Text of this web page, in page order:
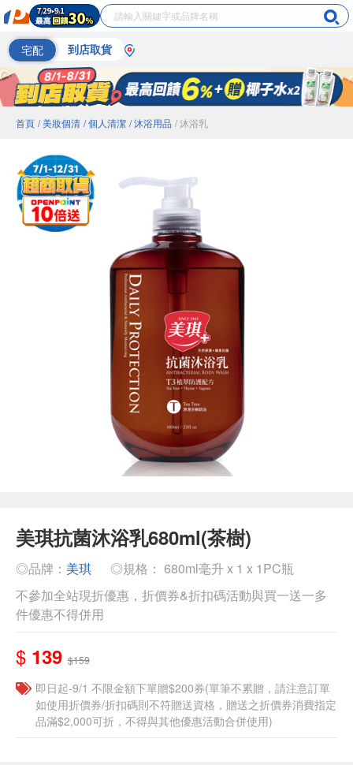
宅配 到店取貨
首頁 / 美妝個清 / 個人清潔 / 沐浴用品 / 沐浴乳
美琪抗菌沐浴乳680ml(茶樹)
◎品牌： 美琪
◎規格： 680ml毫升 x 1 x 1PC瓶
不參加全站現折優惠，折價券&折扣碼活動與買一送一多
件優惠不得併用
$ 139 $159
即日起-9/1 不限金額下單贈$200券(單筆不累贈，請注意訂單
如使用折價券/折扣碼則不符贈送資格，贈送之折價券消費指定
品滿$2,000可折，不得與其他優惠活動合併使用)